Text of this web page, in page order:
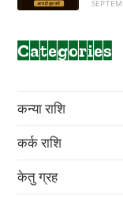
Categories
कन्या राशि
कर्क राशि
केतु ग्रह